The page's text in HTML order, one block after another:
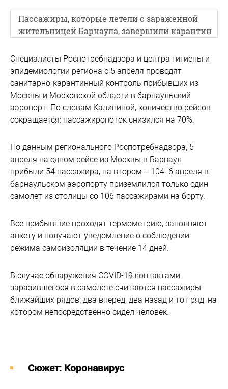
Пассажиры, которые летели с зараженной
жительницей Барнаула, завершили карантин
Специалисты Роспотребнадзора и центра гигиены и
эпидемиологии региона с 5 апреля проводят
санитарно-карантинный контроль прибывших из
Москвы и Московской области в барнаульский
аэропорт. По словам Калининой, количество рейсов
сокращается: пассажиропоток снизился на 70%.
По данным регионального Роспотребнадзора, 5
апреля на одном рейсе из Москвы в Барнаул
прибыли 54 пассажира, на втором – 104. 6 апреля в
барнаульском аэропорту приземлился только один
самолет из столицы со 106 пассажирами на борту.
Все прибывшие проходят термометрию, заполняют
анкету и получают уведомление о соблюдении
режима самоизоляции в течение 14 дней.
В случае обнаружения COVID-19 контактами
заразившегося в самолете считаются пассажиры
ближайших рядов: два вперед, два назад и тот ряд, на
котором непосредственно сидел человек.
Cюжет: Коронавирус